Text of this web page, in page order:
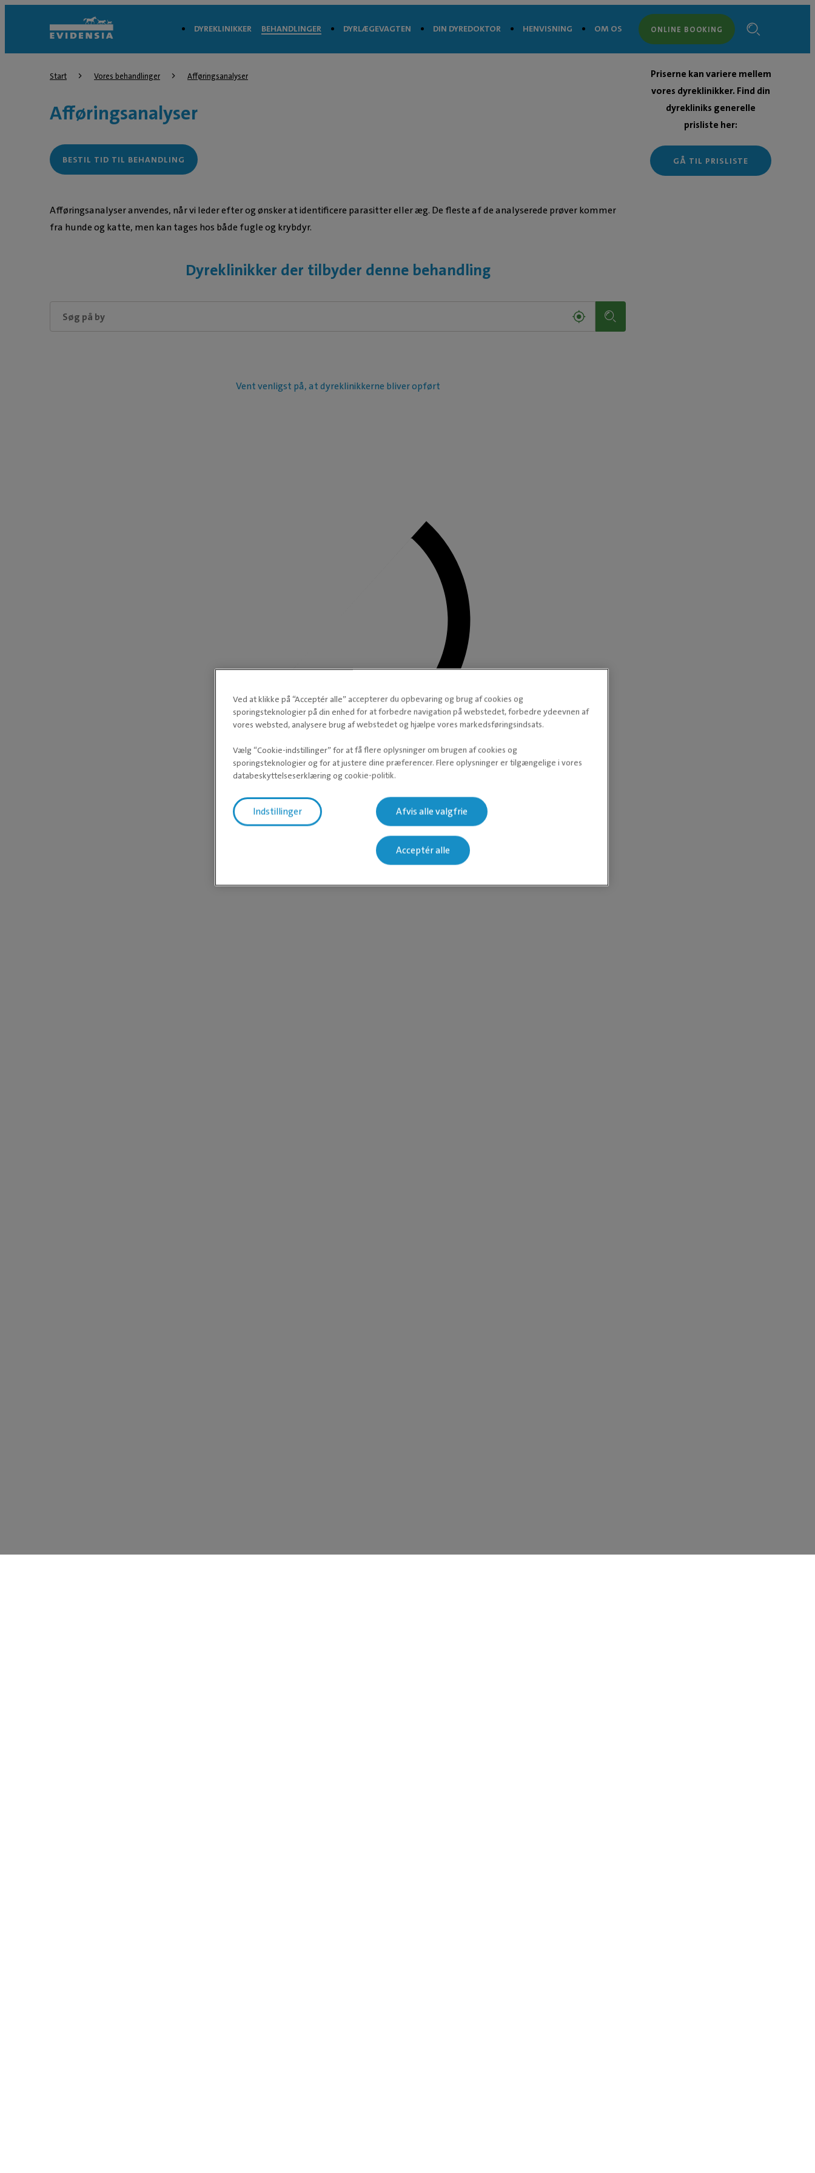
DYREKLINIKKER BEHANDLINGER DYRLÆGEVAGTEN DIN DYREDOKTOR HENVISNING OM OS ONLINE BOOKING
Start Vores behandlinger Afføringsanalyser
Afføringsanalyser
BESTIL TID TIL BEHANDLING
Afføringsanalyser anvendes, når vi leder efter og ønsker at identificere parasitter eller æg. De fleste af de analyserede prøver kommer
fra hunde og katte, men kan tages hos både fugle og krybdyr.
Dyreklinikker der tilbyder denne behandling
Vent venligst på, at dyreklinikkerne bliver opført
Priserne kan variere mellem
vores dyreklinikker. Find din
dyrekliniks generelle
prisliste her:
GÅ TIL PRISLISTE
Ved at klikke på “Acceptér alle” accepterer du opbevaring og brug af cookies og
sporingsteknologier på din enhed for at forbedre navigation på webstedet, forbedre ydeevnen af
vores websted, analysere brug af webstedet og hjælpe vores markedsføringsindsats.
Vælg “Cookie-indstillinger” for at få flere oplysninger om brugen af cookies og
sporingsteknologier og for at justere dine præferencer. Flere oplysninger er tilgængelige i vores
databeskyttelseserklæring og cookie-politik.
Indstillinger Afvis alle valgfrie
Acceptér alle